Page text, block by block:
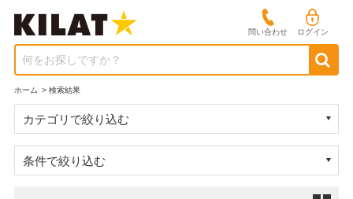
問い合わせ ログイン
何をお探しですか？
ホーム > 検索結果
カテゴリで絞り込む
条件で絞り込む